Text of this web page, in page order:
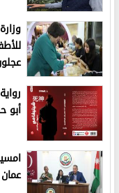
عمان